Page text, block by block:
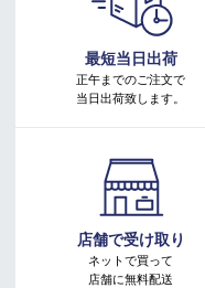
最短当日出荷
正午までのご注文で
当日出荷致します。
店舗で受け取り
ネットで買って
店舗に無料配送